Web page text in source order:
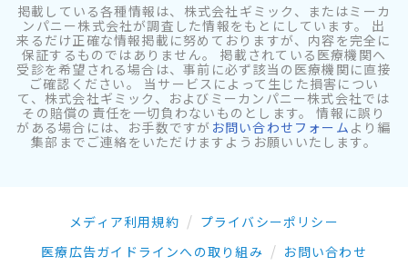
掲載している各種情報は、株式会社ギミック、またはミーカ
ンパニー株式会社が調査した情報をもとにしています。 出
来るだけ正確な情報掲載に努めておりますが、内容を完全に
保証するものではありません。 掲載されている医療機関へ
受診を希望される場合は、事前に必ず該当の医療機関に直接
ご確認ください。 当サービスによって生じた損害につい
て、株式会社ギミック、およびミーカンパニー株式会社では
その賠償の責任を一切負わないものとします。 情報に誤り
がある場合には、お手数ですが お問い合わせフォーム より編
集部までご連絡をいただけますようお願いいたします。
メディア利用規約
プライバシーポリシー
医療広告ガイドラインへの取り組み
お問い合わせ